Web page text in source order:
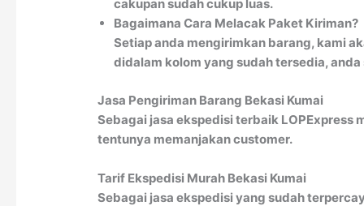
cakupan sudah cukup luas.
Bagaimana Cara Melacak Paket Kiriman?
Setiap anda mengirimkan barang, kami
didalam kolom yang sudah tersedia,
Jasa Pengiriman Barang Bekasi Kumai
Sebagai jasa ekspedisi terbaik LOPExpress
tentunya memanjakan customer.
Tarif Ekspedisi Murah Bekasi Kumai
Sebagai jasa ekspedisi yang sudah